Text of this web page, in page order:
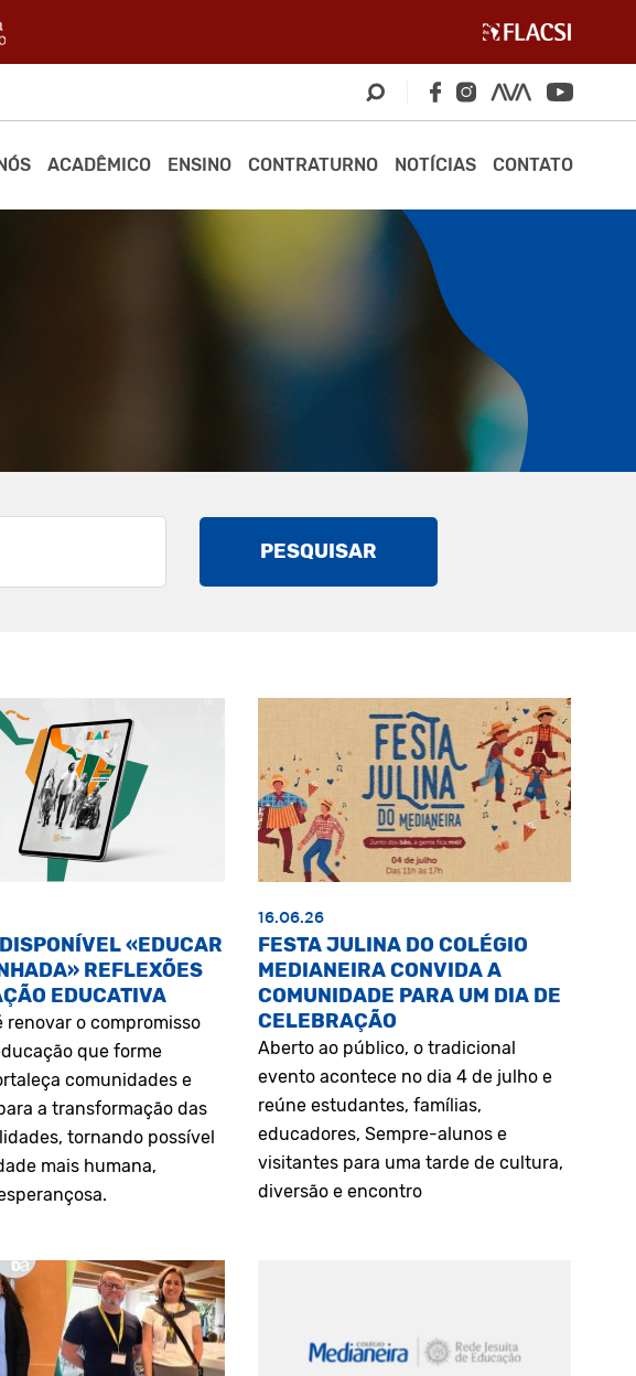
ACADÊMICO ENSINO CONTRATURNO NOTÍCIAS CONTATO
PESQUISAR
«EDUCAR
REFLEXÕES
EDUCATIVA
renovar o compromisso
que forme
comunidades e
a transformação das
tornando possível
mais humana,
16.06.26
FESTA JULINA DO COLÉGIO
MEDIANEIRA CONVIDA A
COMUNIDADE PARA UM DIA DE
CELEBRAÇÃO
Aberto ao público, o tradicional
evento acontece no dia 4 de julho e
reúne estudantes, famílias,
educadores, Sempre-alunos e
visitantes para uma tarde de cultura,
diversão e encontro